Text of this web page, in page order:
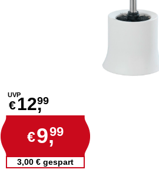
UVP
€12,99
€9,99
3,00 € gespart